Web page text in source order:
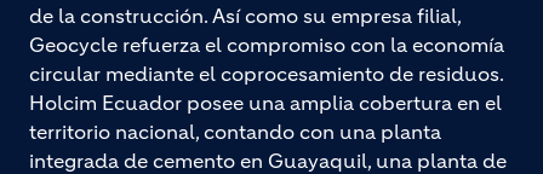
de la construcción. Así como su empresa filial,
Geocycle refuerza el compromiso con la economía
circular mediante el coprocesamiento de residuos.
Holcim Ecuador posee una amplia cobertura en el
territorio nacional, contando con una planta
integrada de cemento en Guayaquil, una planta de